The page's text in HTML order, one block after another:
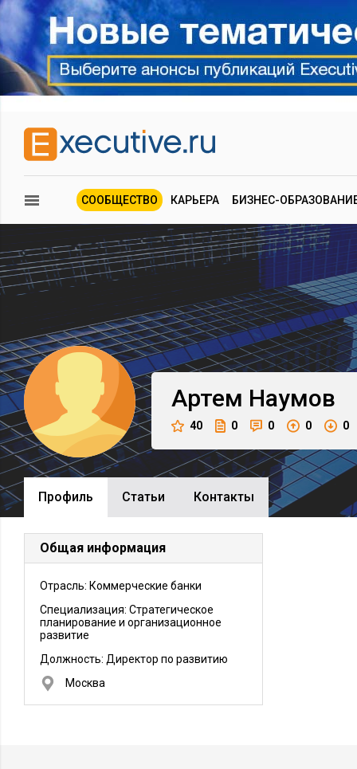
СООБЩЕСТВО КАРЬЕРА БИЗНЕС-
Артем Наумов
40 0 0 0 0
Профиль Cтатьи Контакты
Общая информация
Отрасль: Коммерческие банки
Специализация: Стратегическое
планирование и организационное
развитие
Должность: Директор по развитию
Москва